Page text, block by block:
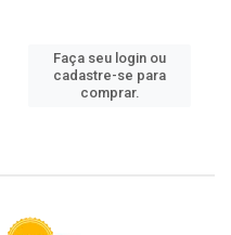
Faça seu login ou
cadastre-se para
comprar.